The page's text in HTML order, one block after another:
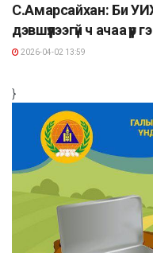
С.Амарсайхан: Би
дэвшүүлээгүй ч ачаа үүр
2026-04-02 13:59
}